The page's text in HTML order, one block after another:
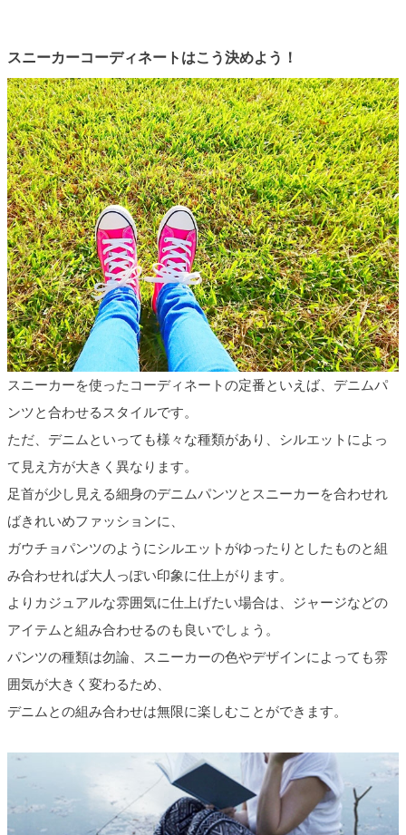
スニーカーコーディネートはこう決めよう！
スニーカーを使ったコーディネートの定番といえば、デニムパ
ンツと合わせるスタイルです。
ただ、デニムといっても様々な種類があり、シルエットによっ
て見え方が大きく異なります。
足首が少し見える細身のデニムパンツとスニーカーを合わせれ
ばきれいめファッションに、
ガウチョパンツのようにシルエットがゆったりとしたものと組
み合わせれば大人っぽい印象に仕上がります。
よりカジュアルな雰囲気に仕上げたい場合は、ジャージなどの
アイテムと組み合わせるのも良いでしょう。
パンツの種類は勿論、スニーカーの色やデザインによっても雰
囲気が大きく変わるため、
デニムとの組み合わせは無限に楽しむことができます。